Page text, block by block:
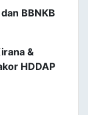
BBNKB
&
HDDAP